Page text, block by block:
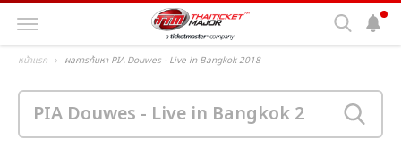
หน้าแรก ผลการค้นหา PIA Douwes - Live in Bangkok 2018